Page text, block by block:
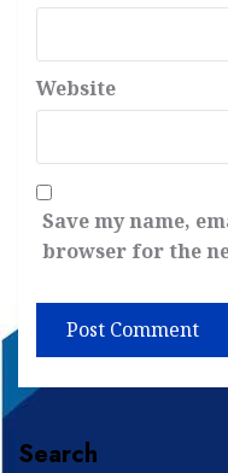
Website
Save my name,
browser for the
Search